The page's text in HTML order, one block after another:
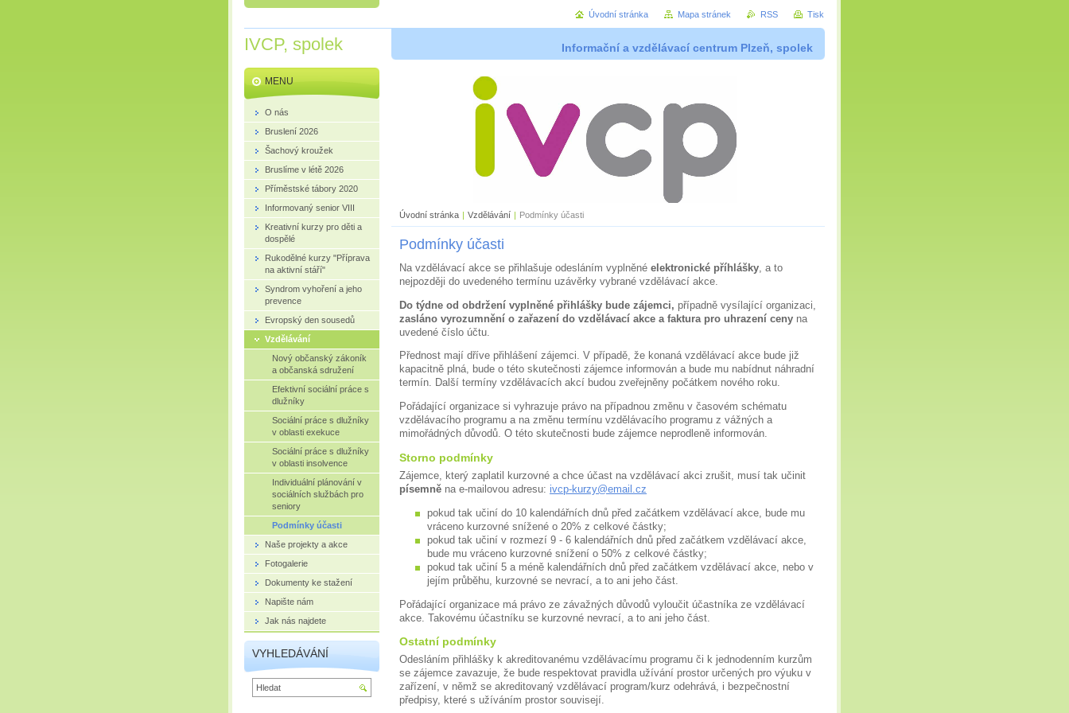
IVCP, spolek Informační a vzdělávací centrum Plzeň, spolek
Úvodní stránka | Vzdělávání | Podmínky účasti
Podmínky účasti
Na vzdělávací akce se přihlašuje odesláním vyplněné elektronické příhlášky , a to
nejpozději do uvedeného termínu uzávěrky vybrané vzdělávací akce.
Do týdne od obdržení vyplněné přihlášky bude zájemci, případně vysílající organizaci,
zasláno vyrozumnění o zařazení do vzdělávací akce a faktura pro uhrazení ceny na
uvedené číslo účtu.
Přednost mají dříve přihlášení zájemci. V případě, že konaná vzdělávací akce bude již
kapacitně plná, bude o této skutečnosti zájemce informován a bude mu nabídnut náhradní
termín. Další termíny vzdělávacích akcí budou zveřejněny počátkem nového roku.
Pořádající organizace si vyhrazuje právo na případnou změnu v časovém schématu
vzdělávacího programu a na změnu termínu vzdělávacího programu z vážných a
mimořádných důvodů. O této skutečnosti bude zájemce neprodleně informován.
Storno podmínky
Zájemce, který zaplatil kurzovné a chce účast na vzdělávací akci zrušit, musí tak učinit
písemně na e-mailovou adresu: ivcp-kurzy@email.cz
pokud tak učiní do 10 kalendářních dnů před začátkem vzdělávací akce, bude mu
vráceno kurzovné snížené o 20% z celkové částky;
pokud tak učiní v rozmezí 9 - 6 kalendářních dnů před začátkem vzdělávací akce,
bude mu vráceno kurzovné snížení o 50% z celkové částky;
pokud tak učiní 5 a méně kalendářních dnů před začátkem vzdělávací akce, nebo v
jejím průběhu, kurzovné se nevrací, a to ani jeho část.
Pořádající organizace má právo ze závažných důvodů vyloučit účastníka ze vzdělávací
akce. Takovému účastníku se kurzovné nevrací, a to ani jeho část.
Ostatní podmínky
Odesláním přihlášky k akreditovanému vzdělávacímu programu či k jednodenním kurzům
se zájemce zavazuje, že bude respektovat pravidla užívání prostor určených pro výuku v
zařízení, v němž se akreditovaný vzdělávací program/kurz odehrává, i bezpečnostní
předpisy, které s užíváním prostor souvisejí.
MENU
O nás
Bruslení 2026
Šachový kroužek
Bruslíme v létě 2026
Příměstské tábory 2020
Informovaný senior VIII
Kreativní kurzy pro děti a
dospělé
Rukodělné kurzy "Příprava
na aktivní stáří"
Syndrom vyhoření a jeho
prevence
Evropský den sousedů
Vzdělávání
Nový občanský zákoník
a občanská sdružení
Efektivní sociální práce s
dlužníky
Sociální práce s dlužníky
v oblasti exekuce
Sociální práce s dlužníky
v oblasti insolvence
Individuální plánování v
sociálních službách pro
seniory
Podmínky účasti
Naše projekty a akce
Fotogalerie
Dokumenty ke stažení
Napište nám
Jak nás najdete
VYHLEDÁVÁNÍ
Úvodní stránka Mapa stránek RSS Tisk